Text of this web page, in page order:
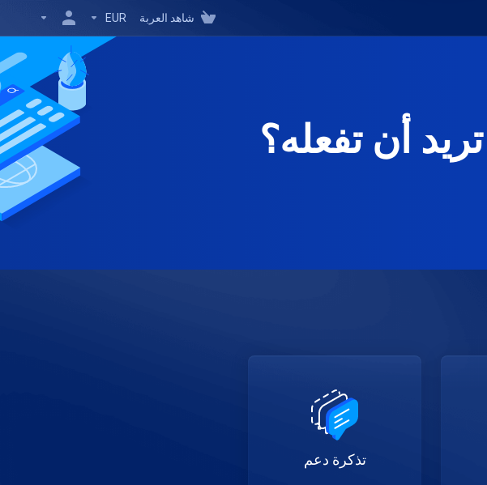
شاهد العربة EUR
أن تفعله؟
تذكرة دعم